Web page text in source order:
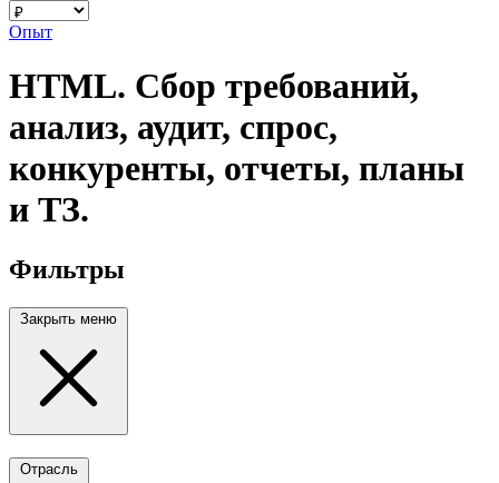
Опыт
HTML. Сбор требований,
анализ, аудит, спрос,
конкуренты, отчеты, планы
и ТЗ.
Фильтры
Закрыть меню
Отрасль